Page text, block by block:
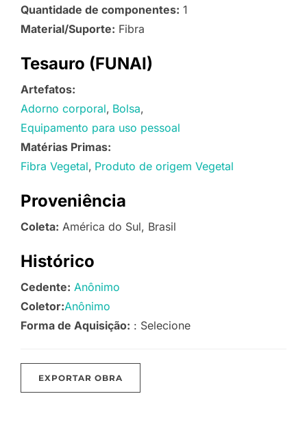
Quantidade de componentes: 1
Material/Suporte: Fibra
Tesauro (FUNAI)
Artefatos:
Adorno corporal Bolsa
Equipamento para uso pessoal
Matérias Primas:
Fibra Vegetal Produto de origem Vegetal
Proveniência
Coleta: América do Sul, Brasil
Histórico
Cedente: Anônimo
Coletor:Anônimo
Forma de Aquisição: : Selecione
EXPORTAR OBRA